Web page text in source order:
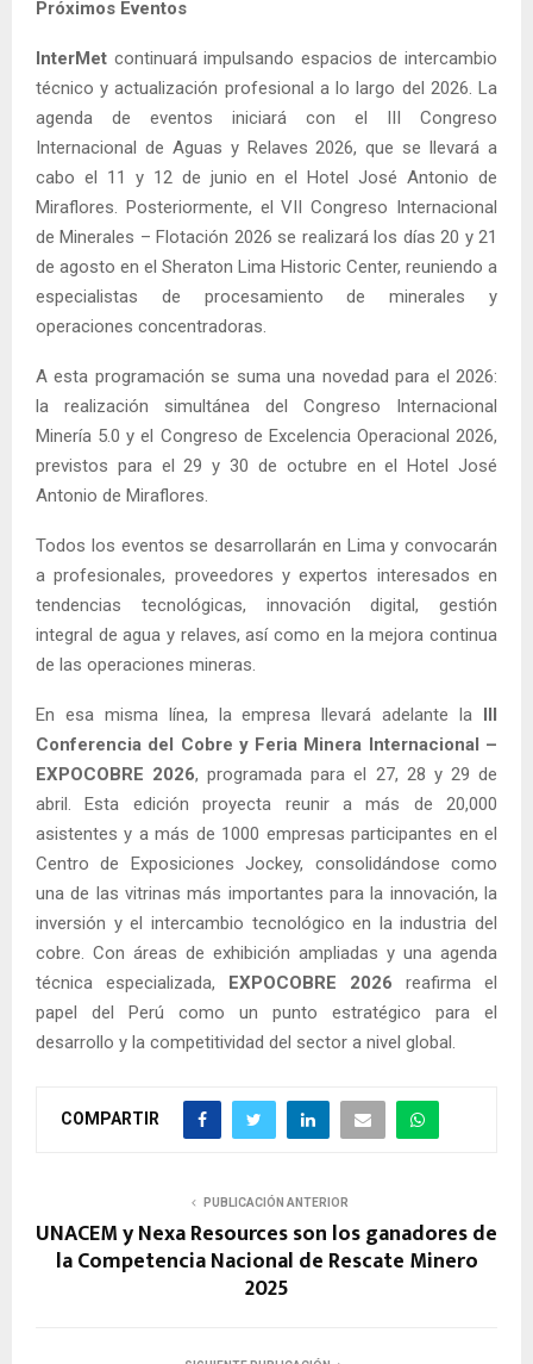
Próximos Eventos
InterMet continuará impulsando espacios de intercambio
técnico y actualización profesional a lo largo del 2026. La
agenda de eventos iniciará con el III Congreso
Internacional de Aguas y Relaves 2026, que se llevará a
cabo el 11 y 12 de junio en el Hotel José Antonio de
Miraflores. Posteriormente, el VII Congreso Internacional
de Minerales – Flotación 2026 se realizará los días 20 y 21
de agosto en el Sheraton Lima Historic Center, reuniendo a
especialistas de procesamiento de minerales y
operaciones concentradoras.
A esta programación se suma una novedad para el 2026:
la realización simultánea del Congreso Internacional
Minería 5.0 y el Congreso de Excelencia Operacional 2026,
previstos para el 29 y 30 de octubre en el Hotel José
Antonio de Miraflores.
Todos los eventos se desarrollarán en Lima y convocarán
a profesionales, proveedores y expertos interesados en
tendencias tecnológicas, innovación digital, gestión
integral de agua y relaves, así como en la mejora continua
de las operaciones mineras.
En esa misma línea, la empresa llevará adelante la III
Conferencia del Cobre y Feria Minera Internacional –
EXPOCOBRE 2026, programada para el 27, 28 y 29 de
abril. Esta edición proyecta reunir a más de 20,000
asistentes y a más de 1000 empresas participantes en el
Centro de Exposiciones Jockey, consolidándose como
una de las vitrinas más importantes para la innovación, la
inversión y el intercambio tecnológico en la industria del
cobre. Con áreas de exhibición ampliadas y una agenda
técnica especializada, EXPOCOBRE 2026 reafirma el
papel del Perú como un punto estratégico para el
desarrollo y la competitividad del sector a nivel global.
COMPARTIR
PUBLICACIÓN ANTERIOR
UNACEM y Nexa Resources son los ganadores de
la Competencia Nacional de Rescate Minero
2025